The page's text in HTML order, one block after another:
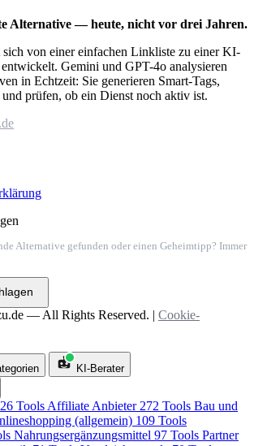
Alternative — heute, nicht vor drei Jahren.
sich von einer einfachen Linkliste zu einer KI-
Gemini und GPT-4o analysieren
in Echtzeit: Sie generieren Smart-Tags,
prüfen, ob ein Dienst noch aktiv ist.
Alternative gefunden oder einen Geheimtipp? Immer
— All Rights Reserved. | Cookie-
KI-Berater
Tools Affiliate Anbieter 272 Tools Bau und
(allgemein) 109 Tools
Nahrungsergänzungsmittel 97 Tools Partner